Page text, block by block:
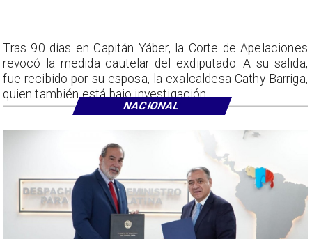
Tras 90 días en Capitán Yáber, la Corte de Apelaciones
revocó la medida cautelar del exdiputado. A su salida,
fue recibido por su esposa, la exalcaldesa Cathy Barriga,
quien también está bajo investigación.
NACIONAL